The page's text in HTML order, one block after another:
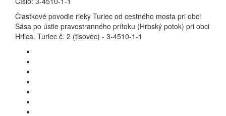
Čiastkové povodie rieky Turiec od cestného mosta pri obci
Sása po ústie pravostranného prítoku (Hrbský potok) pri obci
Hrlica. Turiec č. 2 (tisovec) - 3-4510-1-1